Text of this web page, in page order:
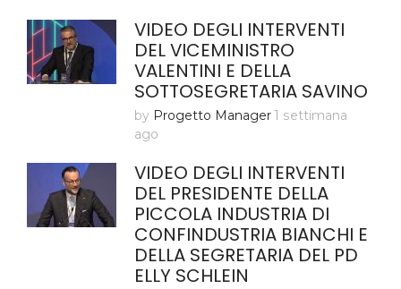
VIDEO DEGLI INTERVENTI
DEL VICEMINISTRO
VALENTINI E DELLA
SOTTOSEGRETARIA SAVINO
by Progetto Manager 1 settimana
ago
VIDEO DEGLI INTERVENTI
DEL PRESIDENTE DELLA
PICCOLA INDUSTRIA DI
CONFINDUSTRIA BIANCHI E
DELLA SEGRETARIA DEL PD
ELLY SCHLEIN